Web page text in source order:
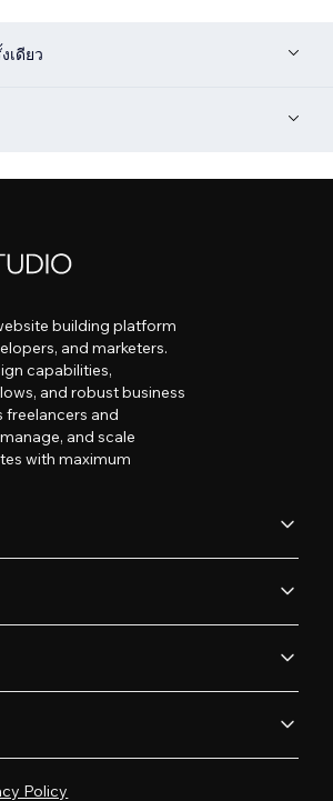
เดียว
building platform
and marketers.
capabilities,
and robust business
freelancers and
and scale
with maximum
Policy